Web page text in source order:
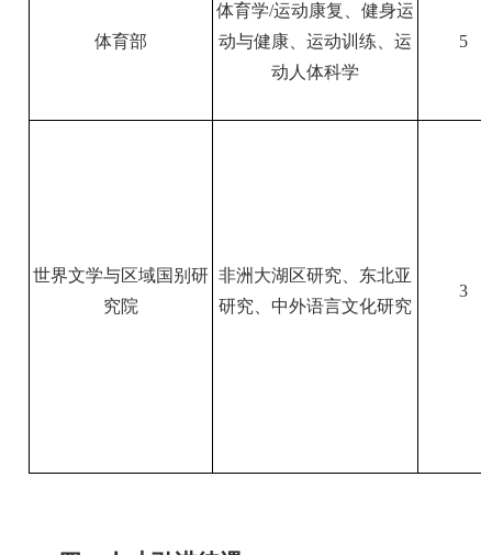
体育部
体育学/运动康复、健身运
动与健康、运动训练、运
动人体科学
5
世界文学与区域国别研
究院
非洲大湖区研究、东北亚
研究、中外语言文化研究
3